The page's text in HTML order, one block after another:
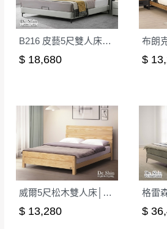
回收,免付費清運專線：0800-
殺價，商品均已最低價格售出
予折扣，請密切注意。
▪️三 日內若未接獲您的匯款或轉
予保留(訂單自動取消)。
B216 皮藝5尺雙人床│床架
$ 18,680 $
威爾5尺松木雙人床│床架
$ 13,280 $